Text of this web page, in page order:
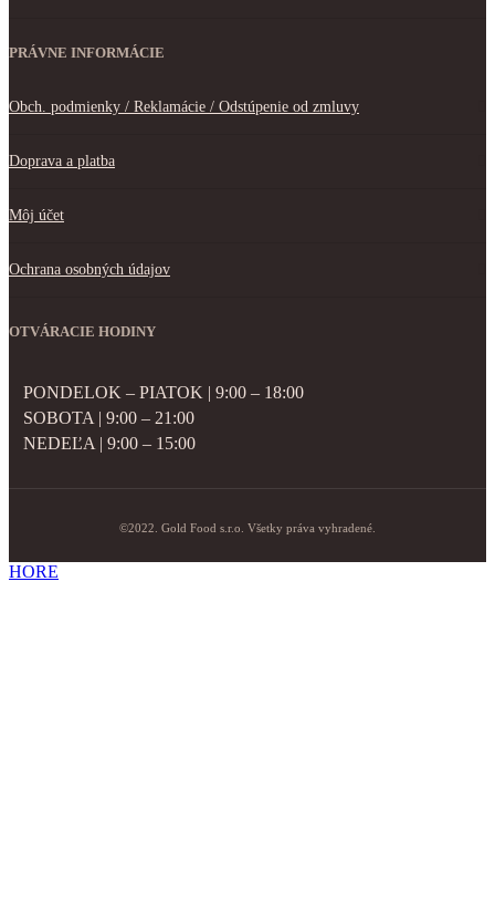
PRÁVNE INFORMÁCIE
Obch. podmienky / Reklamácie / Odstúpenie od zmluvy
Doprava a platba
Môj účet
Ochrana osobných údajov
OTVÁRACIE HODINY
PONDELOK – PIATOK | 9:00 – 18:00
SOBOTA | 9:00 – 21:00
NEDEĽA | 9:00 – 15:00
©2022. Gold Food s.r.o. Všetky práva vyhradené.
HORE